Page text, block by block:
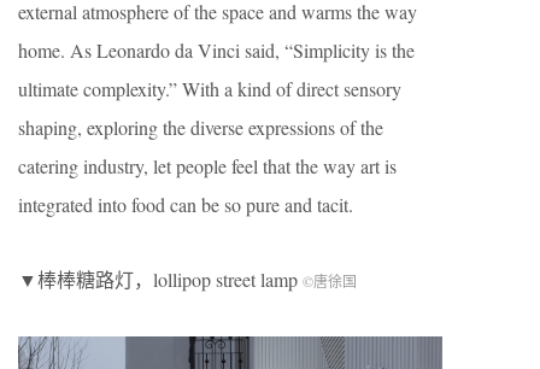
external atmosphere of the space and warms the way
home. As Leonardo da Vinci said, “Simplicity is the
ultimate complexity.” With a kind of direct sensory
shaping, exploring the diverse expressions of the
catering industry, let people feel that the way art is
integrated into food can be so pure and tacit.
▼棒棒糖路灯，lollipop street lamp ©唐徐国